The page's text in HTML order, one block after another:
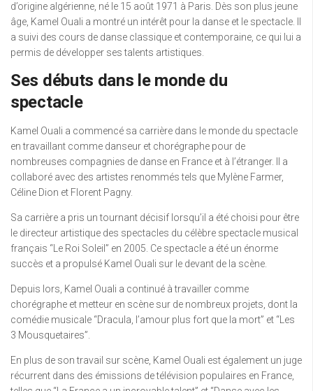
d’origine algérienne, né le 15 août 1971 à Paris. Dès son plus jeune
âge, Kamel Ouali a montré un intérêt pour la danse et le spectacle. Il
a suivi des cours de danse classique et contemporaine, ce qui lui a
permis de développer ses talents artistiques.
Ses débuts dans le monde du
spectacle
Kamel Ouali a commencé sa carrière dans le monde du spectacle
en travaillant comme danseur et chorégraphe pour de
nombreuses compagnies de danse en France et à l’étranger. Il a
collaboré avec des artistes renommés tels que Mylène Farmer,
Céline Dion et Florent Pagny.
Sa carrière a pris un tournant décisif lorsqu’il a été choisi pour être
le directeur artistique des spectacles du célèbre spectacle musical
français “Le Roi Soleil” en 2005. Ce spectacle a été un énorme
succès et a propulsé Kamel Ouali sur le devant de la scène.
Depuis lors, Kamel Ouali a continué à travailler comme
chorégraphe et metteur en scène sur de nombreux projets, dont la
comédie musicale “Dracula, l’amour plus fort que la mort” et “Les
3 Mousquetaires”.
En plus de son travail sur scène, Kamel Ouali est également un juge
récurrent dans des émissions de télévision populaires en France,